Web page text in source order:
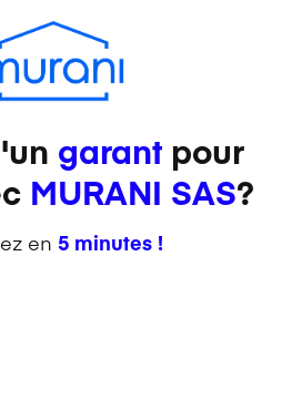
garantpour
MURANI SAS?
en 5 minutes !